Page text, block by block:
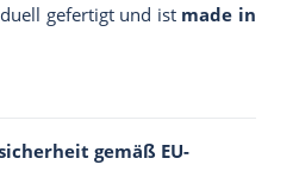
gefertigt und ist made in
gemäß EU-